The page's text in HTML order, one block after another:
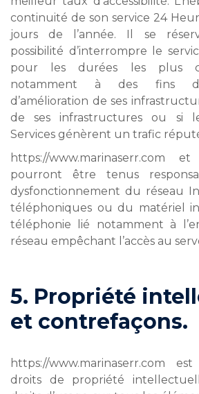
continuité de son service 24
jours de l’année. Il se
possibilité d’interrompre le
pour les durées les plus
notamment à des fins de
d’amélioration de ses
de ses infrastructures ou si
Services génèrent un trafic
https://www.marinaserr.com
pourront être tenus
dysfonctionnement du réseau
téléphoniques ou du matériel
téléphonie lié notamment à
réseau empêchant l’accès au
5. Propriété
et contrefaçons.
https://www.marinaserr.com
droits de propriété